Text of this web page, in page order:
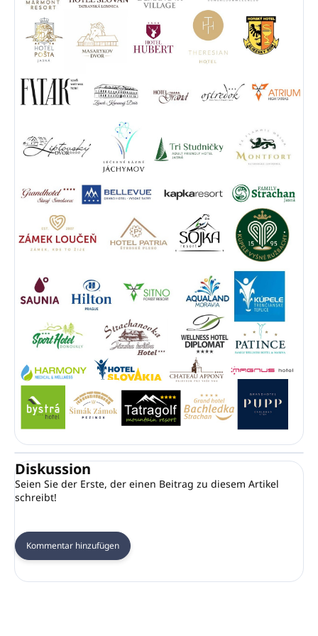
Diskussion
Seien Sie der Erste, der einen Beitrag zu diesem Artikel
schreibt!
Kommentar hinzufügen